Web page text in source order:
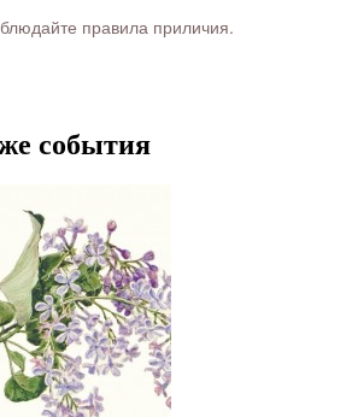
правила приличия.
события